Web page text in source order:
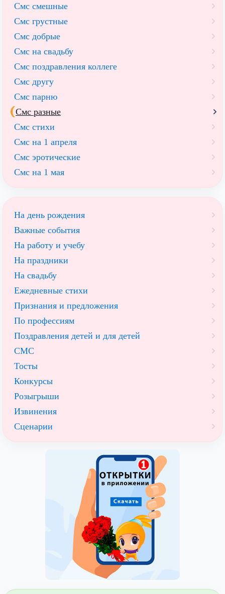
Смс смешные
Смс грустные
Смс добрые
Смс на свадьбу
Смс поздравления коллеге
Смс другу
Смс парню
Смс разные
Смс стихи
Смс на 1 апреля
Смс эротические
Смс на 1 мая
На день рождения
Важные события
На работу и учебу
На праздники
На свадьбу
Ежедневные стихи
Признания и предложения
По профессиям
Поздравления детей и для детей
СМС
Тосты
Конкурсы
Розыгрыши
Извинения
Сценарии